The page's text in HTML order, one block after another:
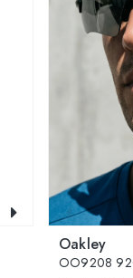
Oakley
OO9208